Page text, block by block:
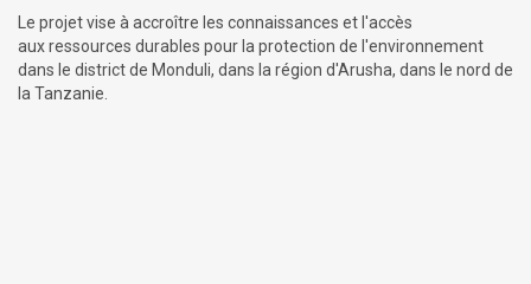
Le projet vise à accroître les connaissances et l'accès
aux ressources durables pour la protection de l'environnement
dans le district de Monduli, dans la région d'Arusha, dans le nord de
la Tanzanie.